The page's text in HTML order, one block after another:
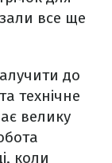
все ще
до
технічне
велику
коли